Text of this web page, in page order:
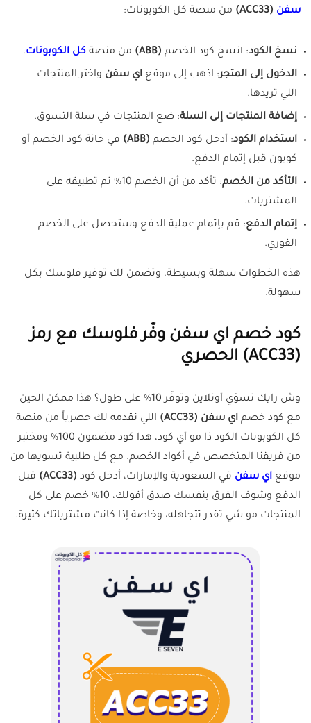
سفن (
ACC33
) من منصة كل الكوبونات:
نسخ الكود: انسخ كود الخصم (ABB) من منصة كل الكوبونات.
الدخول إلى المتجر: اذهب إلى موقع اي سفن واختر المنتجات
اللي تريدها.
إضافة المنتجات إلى السلة: ضع المنتجات في سلة التسوق.
استخدام الكود: أدخل كود الخصم (ABB)
في خانة كود الخصم أو
كوبون قبل إتمام الدفع.
التأكد من الخصم
: تأكد من أن الخصم 10% تم تطبيقه على
المشتريات.
إتمام الدفع: قم بإتمام عملية الدفع وستحصل على الخصم
الفوري.
هذه الخطوات سهلة وبسيطة، وتضمن لك توفير فلوسك بكل
سهولة.
كود خصم اي سفن وفّر فلوسك مع رمز
(
ACC33) الحصري
وش رايك تسوّي أونلاين وتوفّر 10% على طول؟ هذا ممكن الحين
مع كود خصم اي سفن (
ACC33
) اللي نقدمه لك حصرياً من منصة
كل الكوبونات الكود ذا مو أي كود، هذا كود مضمون 100% ومختبر
من فريقنا المتخصص في أكواد الخصم. مع كل طلبية تسويها من
موقع اي سفن في السعودية والإمارات، أدخل كود (
ACC33
) قبل
الدفع وشوف الفرق بنفسك صدق أقولك، 10% خصم على كل
المنتجات مو شي تقدر تتجاهله، وخاصة إذا كانت مشترياتك كثيرة.